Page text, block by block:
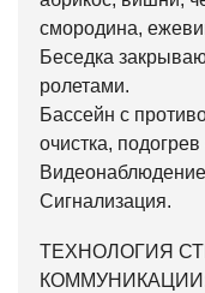
смородина,
Беседка
ролетами.
Бассейн с
очистка,
Сигнализация.
ТЕХНОЛОГИЯ